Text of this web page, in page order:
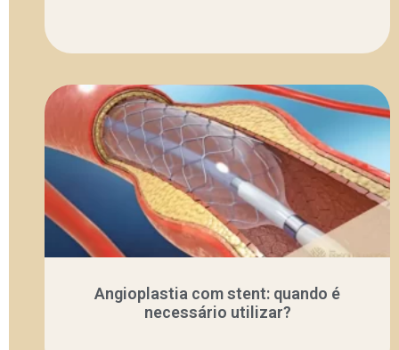
Angioplastia com stent: quando é
necessário utilizar?